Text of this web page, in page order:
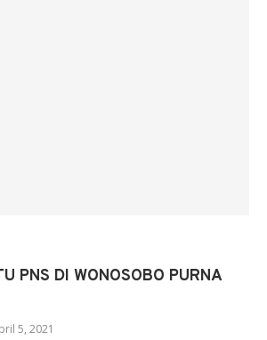
PNS DI WONOSOBO PURNA
5, 2021